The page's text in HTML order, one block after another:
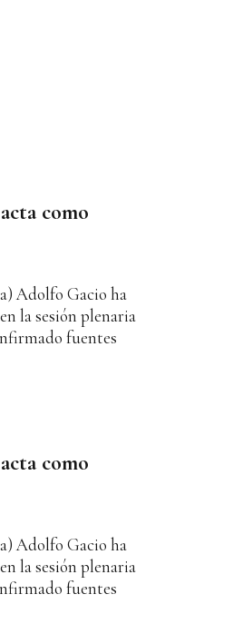
como
Adolfo Gacio ha
la sesión plenaria
fuentes
como
Adolfo Gacio ha
la sesión plenaria
fuentes